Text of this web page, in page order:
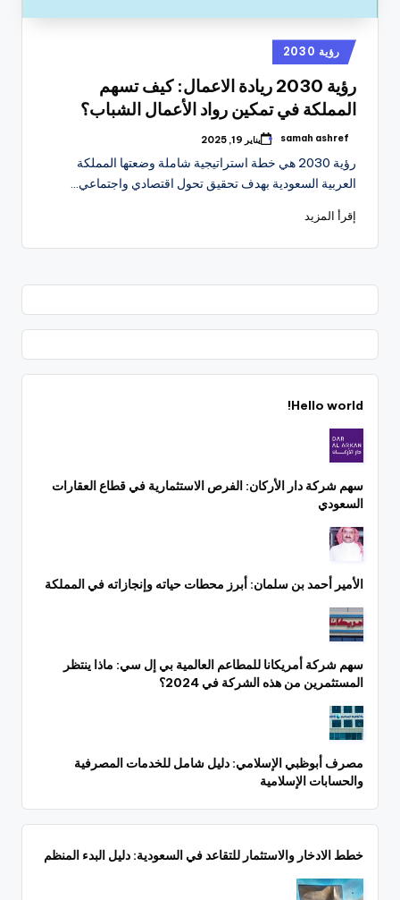
نُشر
في
رؤية 2030
رؤية 2030 ريادة الاعمال: كيف تسهم
المملكة في تمكين رواد الأعمال الشباب؟
تمّ
بواسطة
samah ashref يناير 19, 2025
رؤية 2030 هي خطة استراتيجية شاملة وضعتها المملكة
العربية السعودية بهدف تحقيق تحول اقتصادي واجتماعي…
إقرأ المزيد
Hello world!
سهم شركة دار الأركان: الفرص الاستثمارية في قطاع العقارات
السعودي
الأمير أحمد بن سلمان: أبرز محطات حياته وإنجازاته في المملكة
سهم شركة أمريكانا للمطاعم العالمية بي إل سي: ماذا ينتظر
المستثمرين من هذه الشركة في 2024؟
مصرف أبوظبي الإسلامي: دليل شامل للخدمات المصرفية
والحسابات الإسلامية
خطط الادخار والاستثمار للتقاعد في السعودية: دليل البدء المنظم